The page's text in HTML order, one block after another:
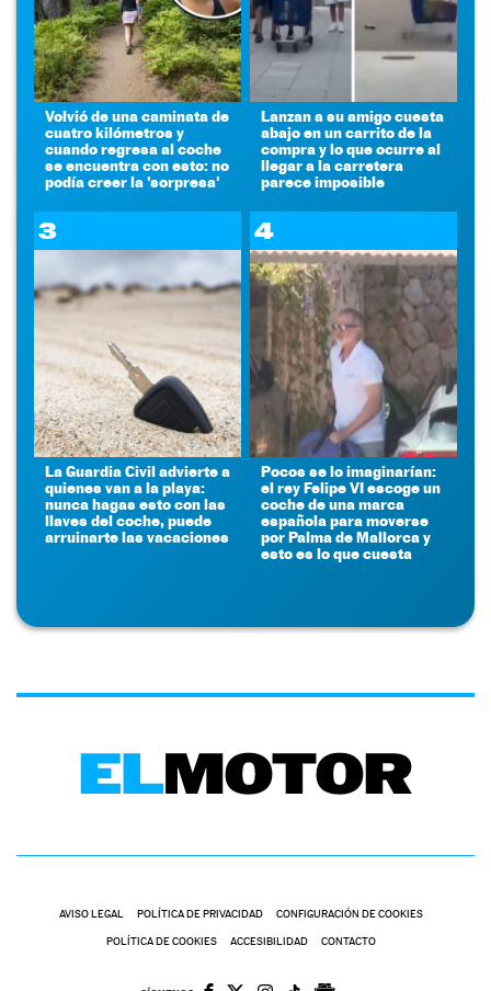
Volvió de una caminata de
cuatro kilómetros y
cuando regresa al coche
se encuentra con esto: no
podía creer la 'sorpresa'
Lanzan a su amigo cuesta
abajo en un carrito de la
compra y lo que ocurre al
llegar a la carretera
parece imposible
3
La Guardia Civil advierte a
quienes van a la playa:
nunca hagas esto con las
llaves del coche, puede
arruinarte las vacaciones
4
Pocos se lo imaginarían:
el rey Felipe VI escoge un
coche de una marca
española para moverse
por Palma de Mallorca y
esto es lo que cuesta
AVISO LEGAL POLÍTICA DE PRIVACIDAD CONFIGURACIÓN DE COOKIES
POLÍTICA DE COOKIES ACCESIBILIDAD CONTACTO